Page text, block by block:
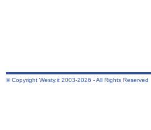
© Copyright Westy.it 2003-2026 - All Rights Reserved